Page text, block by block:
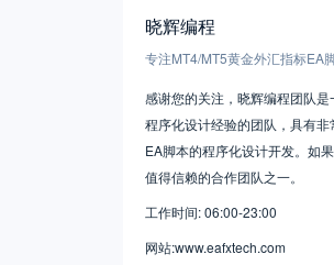
晓辉编程
专注MT4/MT5黄金外汇指标EA
感谢您的关注，晓辉编程团队
程序化设计经验的团队，具有
EA脚本的程序化设计开发。如
值得信赖的合作团队之一。
工作时间: 06:00-23:00
网站:www.eafxtech.com